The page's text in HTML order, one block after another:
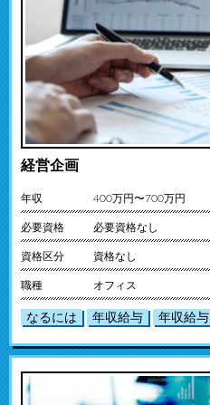
経営企画
年収 400万円〜700万円
必要資格 必要資格なし
資格区分 資格なし
職種 オフィス
なるには 年収給与 年収給与